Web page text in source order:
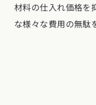
材料の仕入れ価格を
な様々な費用の無駄